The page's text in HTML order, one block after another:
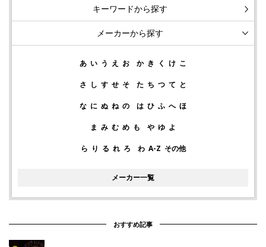
キーワードから探す
メーカーから探す
あ い う え お か き く け こ
さ し す せ そ た ち つ て と
な に ぬ ね の は ひ ふ へ ほ
ま み む め も や ゆ よ
ら り る れ ろ わ A-Z その他
メーカー一覧
おすすめ記事